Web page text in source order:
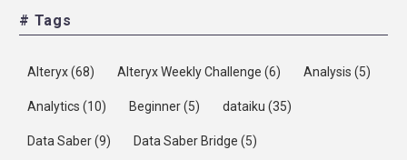
# Tags
Alteryx(68) Alteryx Weekly Challenge (6) Analysis (5)
Analytics (10) Beginner(5) dataiku (35)
Data Saber(9) Data Saber Bridge (5)